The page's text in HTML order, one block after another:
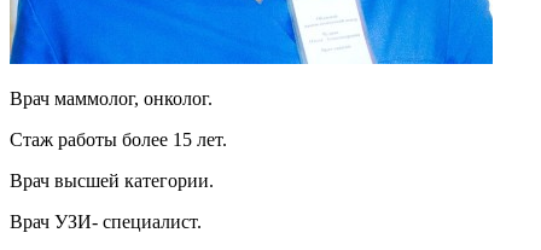
Врач маммолог, онколог.
Стаж работы более 15 лет.
Врач высшей категории.
Врач УЗИ- специалист.